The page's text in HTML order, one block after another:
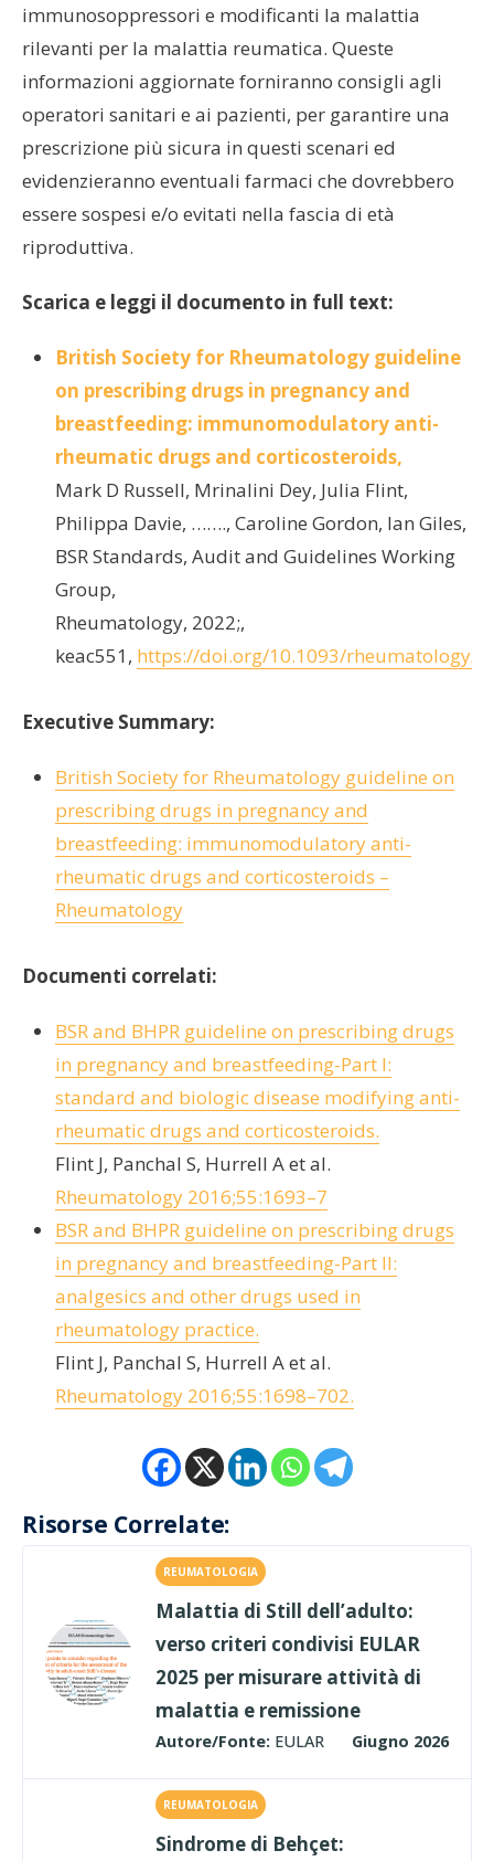
immunosoppressori e modificanti la malattia
rilevanti per la malattia reumatica. Queste
informazioni aggiornate forniranno consigli agli
operatori sanitari e ai pazienti, per garantire una
prescrizione più sicura in questi scenari ed
evidenzieranno eventuali farmaci che dovrebbero
essere sospesi e/o evitati nella fascia di età
riproduttiva.
Scarica e leggi il documento in full text:
British Society for Rheumatology guideline
on prescribing drugs in pregnancy and
breastfeeding: immunomodulatory anti-
rheumatic drugs and corticosteroids,
Mark D Russell, Mrinalini Dey, Julia Flint,
Philippa Davie, ……., Caroline Gordon, Ian Giles,
BSR Standards, Audit and Guidelines Working
Group,
Rheumatology, 2022;,
keac551, https://doi.org/10.1093/rheumatology/
Executive Summary:
British Society for Rheumatology guideline on
prescribing drugs in pregnancy and
breastfeeding: immunomodulatory anti-
rheumatic drugs and corticosteroids –
Rheumatology
Documenti correlati:
BSR and BHPR guideline on prescribing drugs
in pregnancy and breastfeeding-Part I:
standard and biologic disease modifying anti-
rheumatic drugs and corticosteroids.
Flint J, Panchal S, Hurrell A et al.
Rheumatology 2016;55:1693–7
BSR and BHPR guideline on prescribing drugs
in pregnancy and breastfeeding-Part II:
analgesics and other drugs used in
rheumatology practice.
Flint J, Panchal S, Hurrell A et al.
Rheumatology 2016;55:1698–702.
Risorse Correlate:
REUMATOLOGIA
Malattia di Still dell’adulto:
verso criteri condivisi EULAR
2025 per misurare attività di
malattia e remissione
Autore/Fonte: EULAR Giugno 2026
REUMATOLOGIA
Sindrome di Behçet: